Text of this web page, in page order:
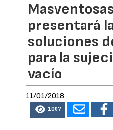
Masventosas
presentará
soluciones
para la
vacío
11/01/2018
1007